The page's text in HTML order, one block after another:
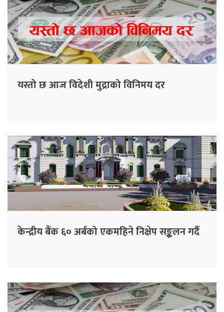
यस्तो छ आज विदेशी मुद्राको विनिमय दर
केन्द्रीय बैंक ६० अर्बको एकमहिने निक्षेप सङ्कलन गर्दै